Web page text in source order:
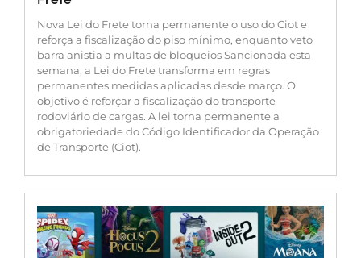
Nova Lei do Frete torna permanente o uso do Ciot e
reforça a fiscalização do piso mínimo, enquanto veto
barra anistia a multas de bloqueios Sancionada esta
semana, a Lei do Frete transforma em regras
permanentes medidas aplicadas desde março. O
objetivo é reforçar a fiscalização do transporte
rodoviário de cargas. A lei torna permanente a
obrigatoriedade do Código Identificador da Operação
de Transporte (Ciot).